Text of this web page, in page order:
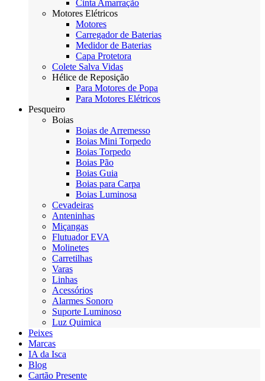
Cinta Amarração
Motores Elétricos
Motores
Carregador de Baterias
Medidor de Baterias
Capa Protetora
Colete Salva Vidas
Hélice de Reposição
Para Motores de Popa
Para Motores Elétricos
Pesqueiro
Boias
Boias de Arremesso
Boias Mini Torpedo
Boias Torpedo
Boias Pão
Boias Guia
Boias para Carpa
Boias Luminosa
Cevadeiras
Anteninhas
Miçangas
Flutuador EVA
Molinetes
Carretilhas
Varas
Linhas
Acessórios
Alarmes Sonoro
Suporte Luminoso
Luz Quimica
Peixes
Marcas
IA da Isca
Blog
Cartão Presente